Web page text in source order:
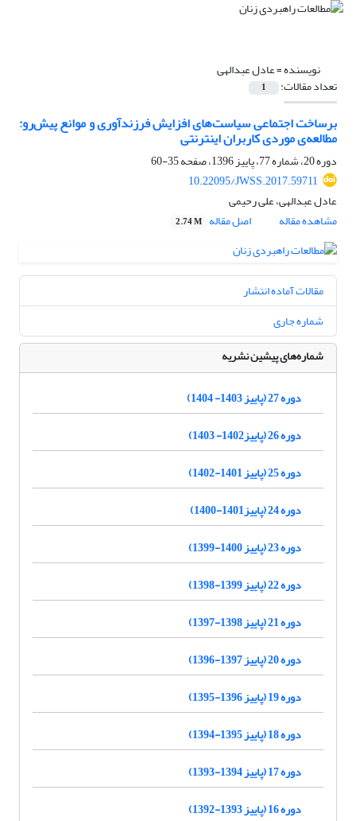
نویسنده =عادل عبدالهی
تعداد مقالات: 1
برساخت اجتماعی سیاست‌های افزایش فرزندآوری و موانع پیش‌رو:
مطالعه‌ی موردی کاربران اینترنتی
دوره 20، شماره 77، پاییز 1396، صفحه
35-60
10.22095/JWSS.2017.59711
عادل عبدالهی، علی رحیمی
مشاهده مقاله
اصل مقاله 2.74 M
مقالات آماده انتشار
شماره جاری
شماره‌های پیشین نشریه
دوره 27 (پاییز 1403- 1404)
دوره 26 (پاییز1402- 1403)
دوره 25 (پاییز 1401-1402)
دوره 24 (پاییز1401-1400)
دوره 23 (پاییز 1400-1399)
دوره 22 (پاییز 1399-1398)
دوره 21 (پاییز 1398-1397)
دوره 20 (پاییز 1397-1396)
دوره 19 (پاییز 1396-1395)
دوره 18 (پاییز 1395-1394)
دوره 17 (پاییز 1394-1393)
دوره 16 (پاییز 1393-1392)